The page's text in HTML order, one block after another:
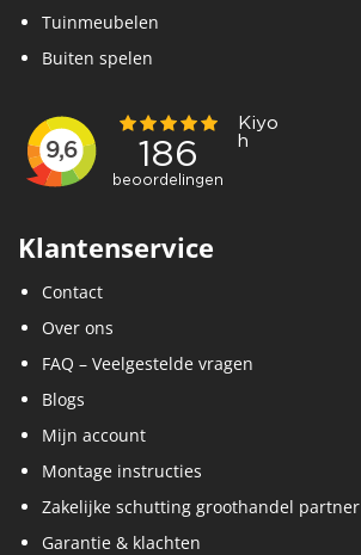
Tuinmeubelen
Buiten spelen
Klantenservice
Contact
Over ons
FAQ – Veelgestelde vragen
Blogs
Mijn account
Montage instructies
Zakelijke schutting groothandel partner
Garantie & klachten